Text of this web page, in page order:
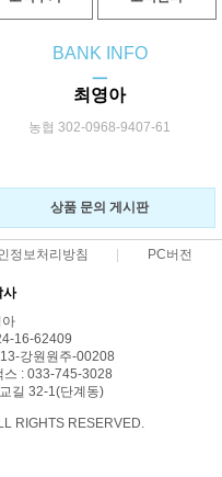
BANK INFO
ㅡ
최영아
농협 302-0968-9407-61
상품 문의 게시판
정보처리방침 PC버전
사
16-62409
강원원주-00208
스 : 033-745-3028
길 32-1(단계동)
RIGHTS RESERVED.